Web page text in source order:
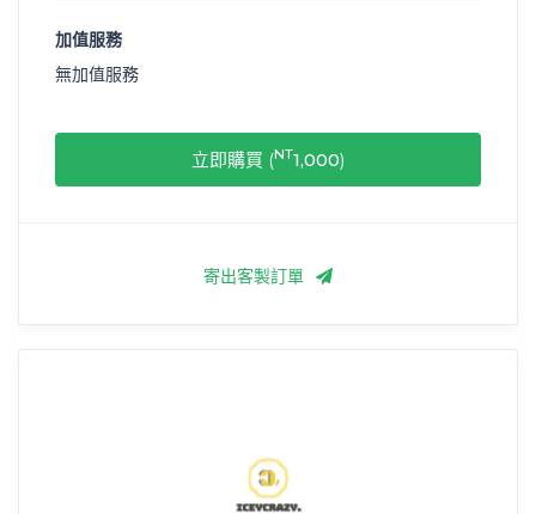
立即購買 (NT1,000)
加值服務
無加值服務
寄出客製訂單